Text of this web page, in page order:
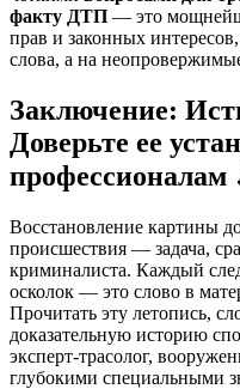
факту ДТП — это
прав и законных
слова, а на
Заключение:
Доверьте ее
Восстановление картины
происшествия — задача,
криминалиста. Каждый
осколок — это слово в
Прочитать эту летопись,
доказательную историю
эксперт-трасолог,
глубокими специальными